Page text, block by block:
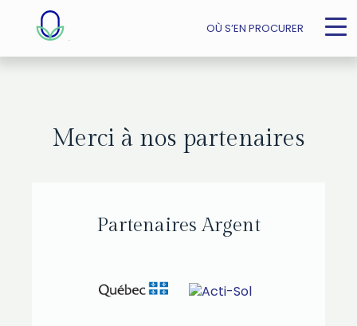
OÙ S’EN PROCURER
Merci à nos partenaires
Partenaires Argent